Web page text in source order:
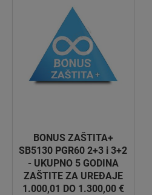
BONUS ZAŠTITA+
SB5130 PGR60 2+3 i 3+2
- UKUPNO 5 GODINA
ZAŠTITE ZA UREĐAJE
1.000,01 DO 1.300,00 €